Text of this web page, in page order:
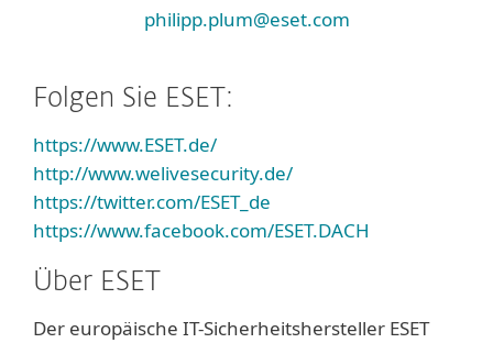
philipp.plum@eset.com
Folgen Sie ESET:
https://www.ESET.de/
http://www.welivesecurity.de/
https://twitter.com/ESET_de
https://www.facebook.com/ESET.DACH
Über ESET
Der europäische IT-Sicherheitshersteller ESET